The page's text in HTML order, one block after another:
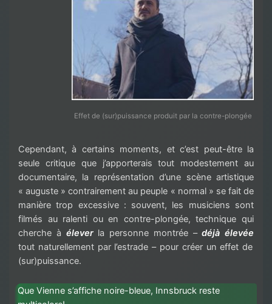
Effet de (sur)puissance produit par la contre-plongée
Cependant, à certains moments, et c’est peut-être la
seule critique que j’apporterais tout modestement au
documentaire, la représentation d’une scène artistique
« auguste » contrairement au peuple « normal » se fait de
manière trop excessive : souvent, les musiciens sont
filmés au ralenti ou en contre-plongée, technique qui
cherche à éleverla personne montrée –déjà élevée
tout naturellement par l’estrade – pour créer un effet de
(sur)puissance.
Que Vienne s’affiche noire-bleue, Innsbruck reste